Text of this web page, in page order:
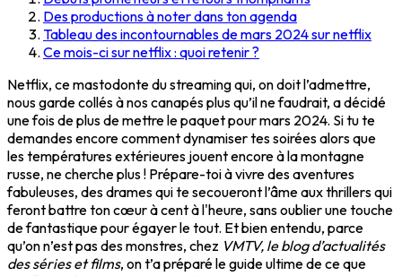
Des productions à noter dans ton agenda
Tableau des incontournables de mars 2024 sur netflix
Ce mois-ci sur netflix : quoi retenir ?
Netflix, ce mastodonte du streaming qui, on doit l’admettre,
nous garde collés à nos canapés plus qu’il ne faudrait, a décidé
une fois de plus de mettre le paquet pour mars 2024. Si tu te
demandes encore comment dynamiser tes soirées alors que
les températures extérieures jouent encore à la montagne
russe, ne cherche plus ! Prépare-toi à vivre des aventures
fabuleuses, des drames qui te secoueront l’âme aux thrillers qui
feront battre ton cœur à cent à l'heure, sans oublier une touche
de fantastique pour égayer le tout. Et bien entendu, parce
qu’on n’est pas des monstres, chez VMTV, le blog d’actualités
des séries et films, on t’a préparé le guide ultime de ce que